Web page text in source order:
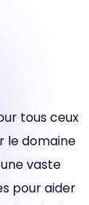
tous ceux
le domaine
vaste
pour aider